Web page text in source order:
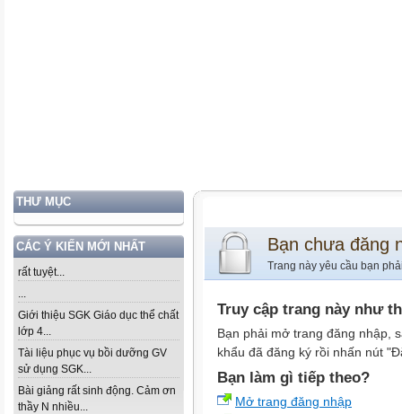
THƯ MỤC
CÁC Ý KIẾN MỚI NHẤT
rất tuyệt...
...
Giới thiệu SGK Giáo dục thể chất
lớp 4...
Tài liệu phục vụ bồi dưỡng GV
sử dụng SGK...
Bài giảng rất sinh động. Cảm ơn
thầy N nhiều...
Bạn chưa đăng
Trang này yêu cầu bạn
Truy cập trang này như
Bạn phải mở trang đăng nhập,
khẩu đã đăng ký rồi nhấn nút
Bạn làm gì tiếp theo?
Mở trang đăng nhập